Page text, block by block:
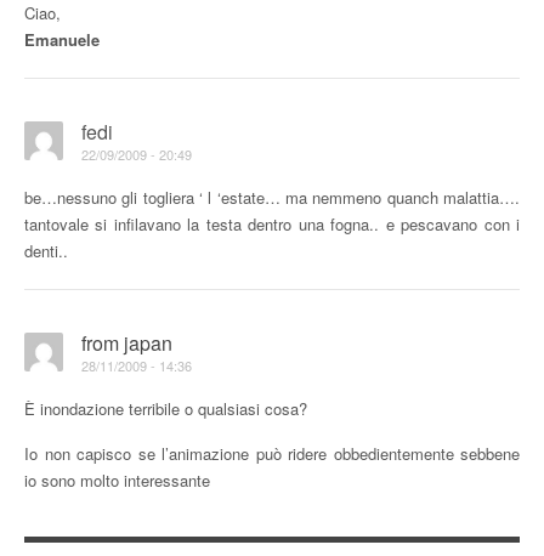
Ciao,
Emanuele
fedi
22/09/2009 - 20:49
be…nessuno gli togliera ‘ l ‘estate… ma nemmeno quanch malattia….
tantovale si infilavano la testa dentro una fogna.. e pescavano con i
denti..
from japan
28/11/2009 - 14:36
È inondazione terribile o qualsiasi cosa?
Io non capisco se l’animazione può ridere obbedientemente sebbene
io sono molto interessante